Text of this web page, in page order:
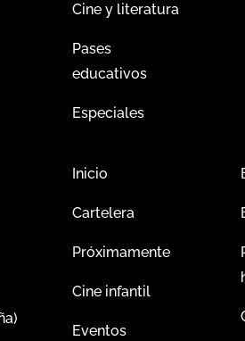
Cine y literatura
Pases
educativos
Especiales
Inicio
Cartelera
Próximamente
Cine infantil
Eventos